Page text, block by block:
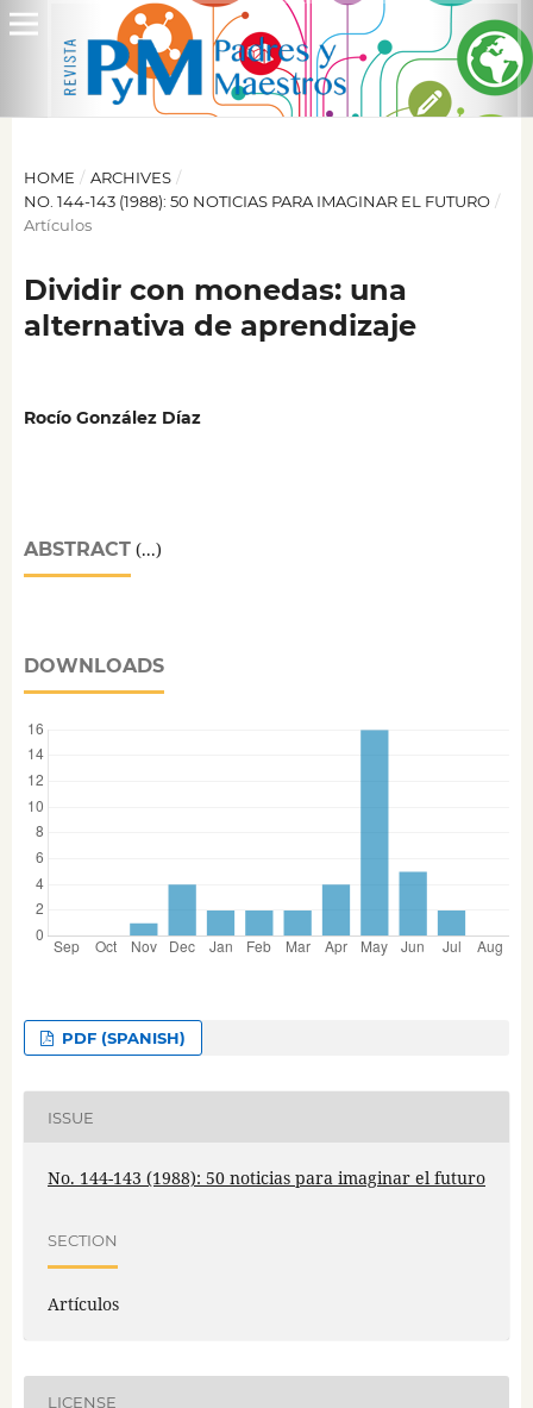
HOME / ARCHIVES /
NO. 144-143 (1988): 50 NOTICIAS PARA IMAGINAR EL FUTURO /
Artículos
Dividir con monedas: una
alternativa de aprendizaje
Rocío González Díaz
ABSTRACT(...)
DOWNLOADS
PDF (SPANISH)
ISSUE
No. 144-143 (1988): 50 noticias para imaginar el futuro
SECTION
Artículos
LICENSE